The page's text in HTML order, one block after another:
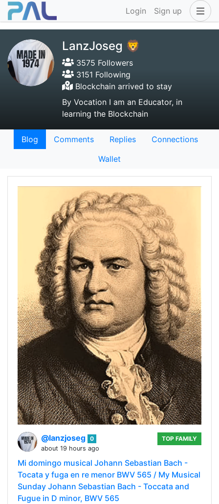
Login Sign up
LanzJoseg 🦁
3575 Followers
3151 Following
Blockchain arrived to stay
By Vocation I am an Educator, in
learning the Blockchain
Blog Comments Replies
Connections
Wallet
@lanzjoseg 0
about 19 hours ago
TOP FAMILY
Mi domingo musical Johann Sebastian Bach -
Tocata y fuga en re menor BWV 565 / My Musical
Sunday Johann Sebastian Bach - Toccata and
Fugue in D minor, BWV 565